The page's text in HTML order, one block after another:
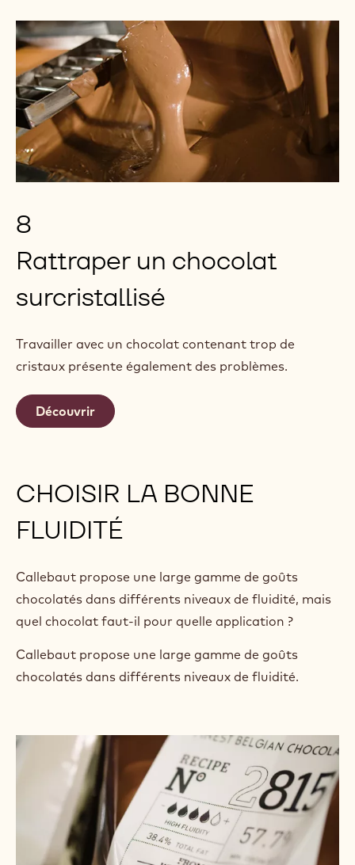
8
Rattraper un chocolat
surcristallisé
Travailler avec un chocolat contenant trop de
cristaux présente également des problèmes.
Découvrir
CHOISIR LA BONNE
FLUIDITÉ
Callebaut propose une large gamme de goûts
chocolatés dans différents niveaux de fluidité, mais
quel chocolat faut-il pour quelle application ?
Callebaut propose une large gamme de goûts
chocolatés dans différents niveaux de fluidité.